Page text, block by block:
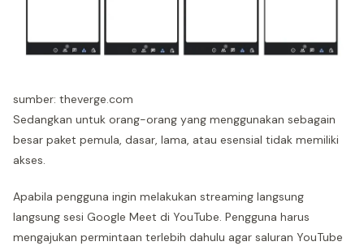
sumber: theverge.com
Sedangkan untuk orang-orang yang menggunakan sebagain
besar paket pemula, dasar, lama, atau esensial tidak memiliki
akses.
Apabila pengguna ingin melakukan streaming langsung
langsung sesi Google Meet di YouTube. Pengguna harus
mengajukan permintaan terlebih dahulu agar saluran YouTube